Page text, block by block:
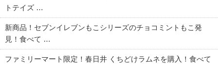
トテイズ …
新商品！セブンイレブンもこシリーズのチョコミントもこ発
見！食べて …
ファミリーマート限定！春日井 くちどけラムネを購入！食べて